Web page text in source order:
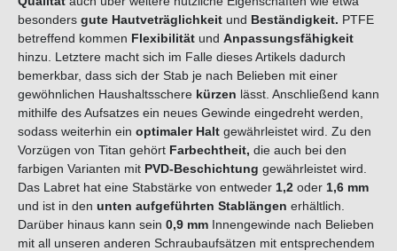
besonders gute Hautveträglichkeit und Beständigkeit. PTFE
betreffend kommen Flexibilität und Anpassungsfähigkeit
hinzu. Letztere macht sich im Falle dieses Artikels dadurch
bemerkbar, dass sich der Stab je nach Belieben mit einer
gewöhnlichen Haushaltsschere kürzen lässt. Anschließend kann
mithilfe des Aufsatzes ein neues Gewinde eingedreht werden,
sodass weiterhin ein optimaler Halt gewährleistet wird. Zu den
Vorzügen von Titan gehört Farbechtheit, die auch bei den
farbigen Varianten mit PVD-Beschichtung gewährleistet wird.
Das Labret hat eine Stabstärke von entweder 1,2 oder 1,6 mm
und ist in den unten aufgeführten Stablängen erhältlich.
Darüber hinaus kann sein 0,9 mm Innengewinde nach Belieben
mit all unseren anderen Schraubaufsätzen mit entsprechendem